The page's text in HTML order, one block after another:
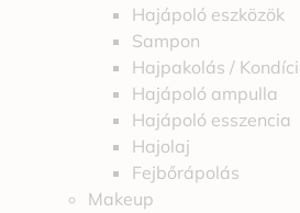
Hajápoló eszközök
Sampon
Hajpakolás /
Hajápoló ampulla
Hajápoló esszencia
Hajolaj
Fejbőrápolás
Makeup